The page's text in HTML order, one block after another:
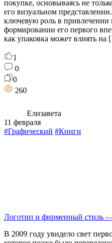
покупке, основываясь не
его визуальном
ключевую роль в привлечении
формировании его первого
как упаковка может влиять
1
0
0
260
Елизавета
11 февраля
#Графический #Книги
Логотип и фирменный стиль
В 2009 году увидело свет